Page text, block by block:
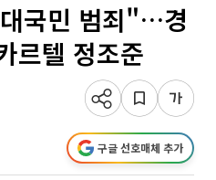
국민 범죄"…경
르텔 정조준
구글 선호매체 추가